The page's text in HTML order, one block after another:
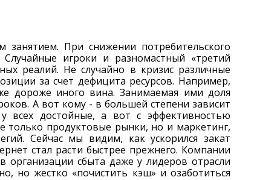
занятием. При снижении потребительского
игроки и разномастный «третий
реалий. Не случайно в кризис различные
за счет дефицита ресурсов. Например,
дороже иного вина. Занимаемая ими доля
А вот кому - в большей степени зависит
всех достойные, а вот с эффективностью
только продуктовые рынки, но и маркетинг,
Сейчас мы видим, как ускорился закат
стал расти быстрее прежнего. Компании
организации сбыта даже у лидеров отрасли
но жестко «почистить кэш» и озаботиться